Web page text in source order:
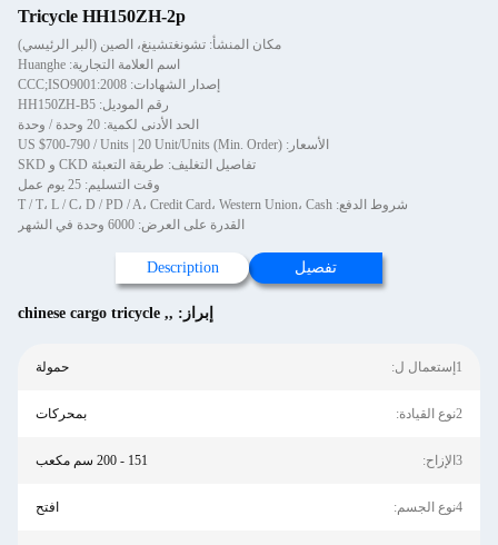
Tricycle HH150ZH-2p
مكان المنشأ: تشونغتشينغ، الصين (البر الرئيسي)
اسم العلامة التجارية: Huanghe
إصدار الشهادات: CCC;ISO9001:2008
رقم الموديل: HH150ZH-B5
الحد الأدنى لكمية: 20 وحدة / وحدة
الأسعار: US $700-790 / Units | 20 Unit/Units (Min. Order)
تفاصيل التغليف: طريقة التعبئة CKD و SKD
وقت التسليم: 25 يوم عمل
شروط الدفع: T / T، L / C، D / PD / A، Credit Card، Western Union، Cash
القدرة على العرض: 6000 وحدة في الشهر
تفصيل Description
إبراز: ,
,
chinese cargo tricycle
1إستعمال ل: حمولة
2نوع القيادة: بمحركات
3الإزاح: 151 - 200 سم مكعب
4نوع الجسم: افتح